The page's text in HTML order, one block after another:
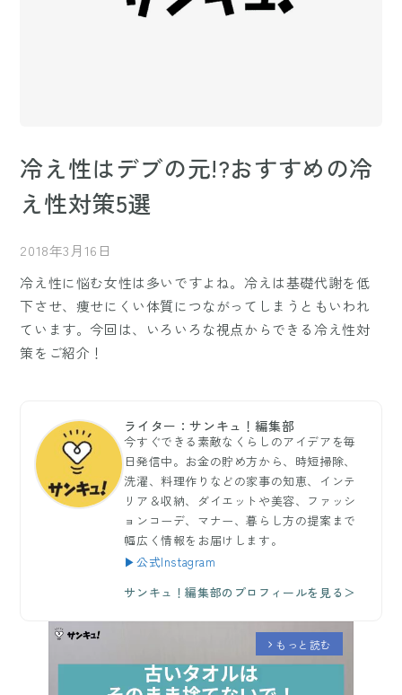
冷え性はデブの元!?おすすめの冷
え性対策5選
2018年3月16日
冷え性に悩む女性は多いですよね。冷えは基礎代謝を低
下させ、痩せにくい体質につながってしまうともいわれ
ています。今回は、いろいろな視点からできる冷え性対
策をご紹介！
ライター：サンキュ！編集部
今すぐできる素敵なくらしのアイデアを毎
日発信中。お金の貯め方から、時短掃除、
洗濯、料理作りなどの家事の知恵、インテ
リア＆収納、ダイエットや美容、ファッシ
ョンコーデ、マナー、暮らし方の提案まで
幅広く情報をお届けします。
▶公式Instagram
サンキュ！編集部のプロフィールを見る＞
arrow_forward_ios もっと読む